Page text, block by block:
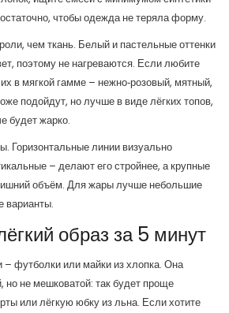
чтобы одежда не теряла форму.
чем ткань. Белый и пастельные оттенки
поэтому не нагреваются. Если любите
в мягкой гамме – нежно‑розовый, мятный,
подойдут, но лучше в виде лёгких топов,
будет жарко.
Горизонтальные линии визуально
– делают его стройнее, а крупные
объём. Для жары лучше небольшие
варианты.
образ за 5 минут
– футболки или майки из хлопка. Она
не мешковатой: так будет проще
или лёгкую юбку из льна. Если хотите